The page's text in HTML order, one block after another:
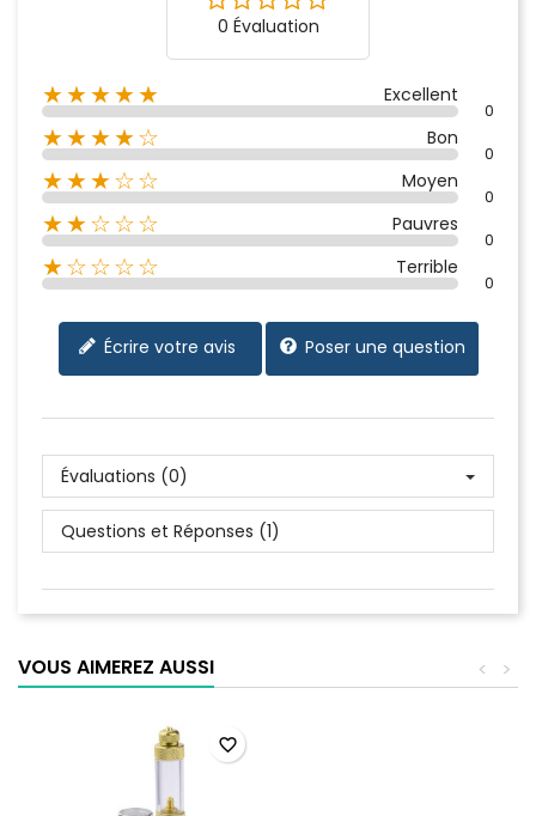
0 Évaluation
★★★★★ Excellent
0
★★★★☆ Bon
0
★★★☆☆ Moyen
0
★★☆☆☆ Pauvres
0
★☆☆☆☆ Terrible
0
Écrire votre avis Poser une question
Évaluations (0)
Questions et Réponses (1)
VOUS AIMEREZ AUSSI >
<
favorite_border